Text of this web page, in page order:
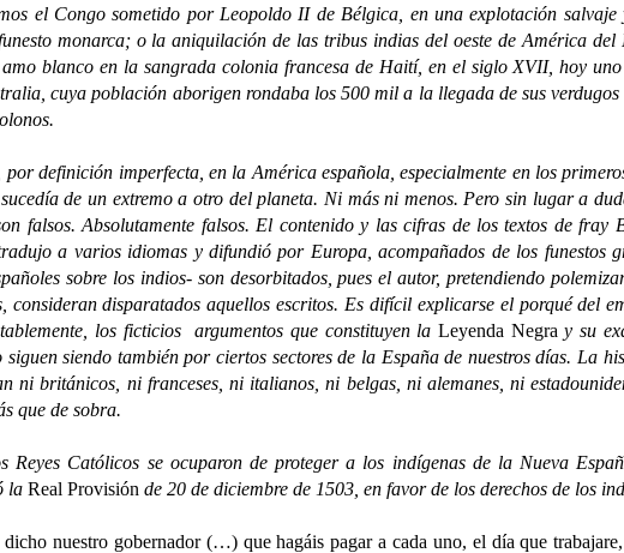
el Congo sometido por Leopoldo II de Bélgica, en una explotación
monarca; o la aniquilación de las tribus indias del oeste de América
blanco en la sangrada colonia francesa de Haití, en el siglo XVII, hoy
cuya población aborigen rondaba los 500 mil a la llegada de sus
imperfecta, en la América española, especialmente en los primeros
de un extremo a otro del planeta. Ni más ni menos. Pero sin lugar a
falsos. Absolutamente falsos. El contenido y las cifras de los textos de
a varios idiomas y difundió por Europa, acompañados de los funestos
sobre los indios- son desorbitados, pues el autor, pretendiendo
consideran disparatados aquellos escritos. Es difícil explicarse el porqué del
los ficticios argumentos que constituyen la Leyenda Negra y su
siendo también por ciertos sectores de la España de nuestros días. La
ni británicos, ni franceses, ni italianos, ni belgas, ni alemanes, ni
que de sobra.
Católicos se ocuparon de proteger a los indígenas de la Nueva
la Real Provisión de 20 de diciembre de 1503, en favor de los derechos de los
nuestro gobernador (…) que hagáis pagar a cada uno, el día que